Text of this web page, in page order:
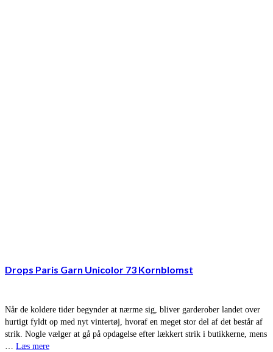
Drops Paris Garn Unicolor 73 Kornblomst
Når de koldere tider begynder at nærme sig, bliver garderober landet over
hurtigt fyldt op med nyt vintertøj, hvoraf en meget stor del af det består af
strik. Nogle vælger at gå på opdagelse efter lækkert strik i butikkerne, mens
… Læs mere